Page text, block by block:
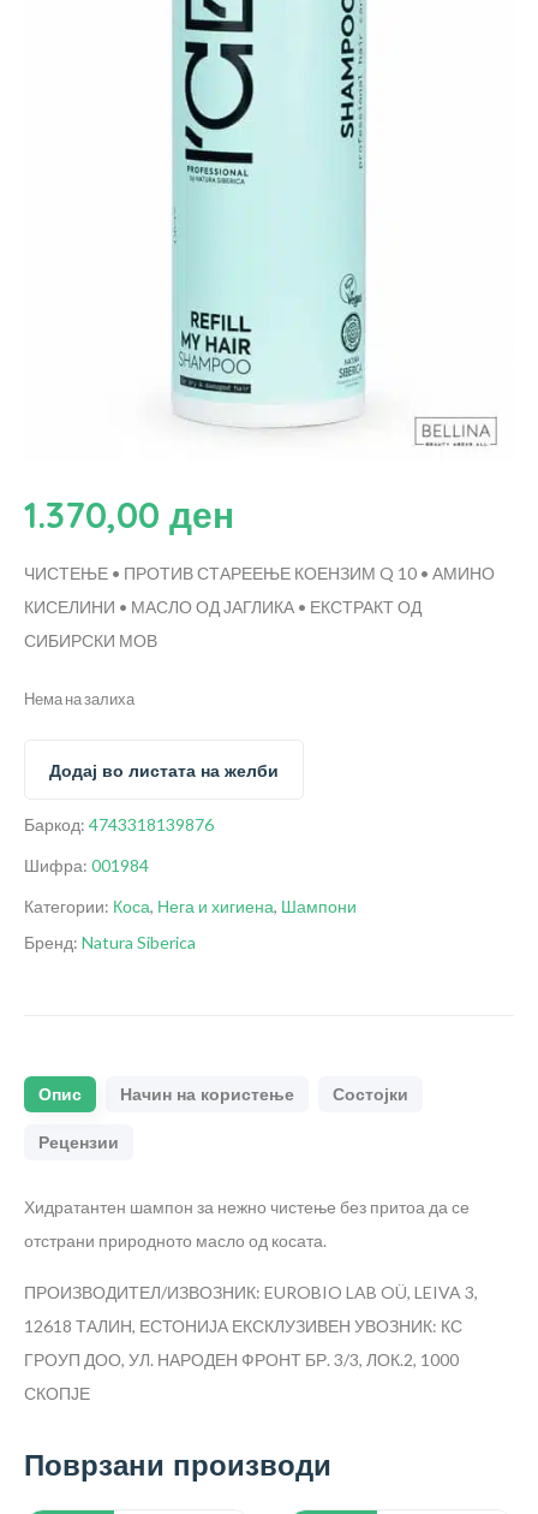
1.370,00 ден
ЧИСТЕЊЕ • ПРОТИВ СТАРЕЕЊЕ КОЕНЗИМ Q 10 • АМИНО
КИСЕЛИНИ • МАСЛО ОД ЈАГЛИКА • ЕКСТРАКТ ОД
СИБИРСКИ МОВ
Нема на залиха
Додај во листата на желби
Баркод: 4743318139876
Шифра: 001984
Категории: Коса, Нега и хигиена, Шампони
Бренд: Natura Siberica
Опис Начин на користење Состојки
Рецензии
Хидратантен шампон за нежно чистење без притоа да се
отстрани природното масло од косата.
ПРОИЗВОДИТЕЛ/ИЗВОЗНИК: EUROBIO LAB OÜ, LEIVA 3,
12618 ТАЛИН, ЕСТОНИЈА ЕКСКЛУЗИВЕН УВОЗНИК: КС
ГРОУП ДОО, УЛ. НАРОДЕН ФРОНТ БР. 3/3, ЛОК.2, 1000
СКОПЈЕ
Поврзани производи